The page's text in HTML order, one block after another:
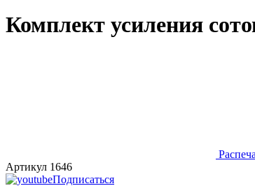
Комплект усиления
Артикул 1646
Подписаться